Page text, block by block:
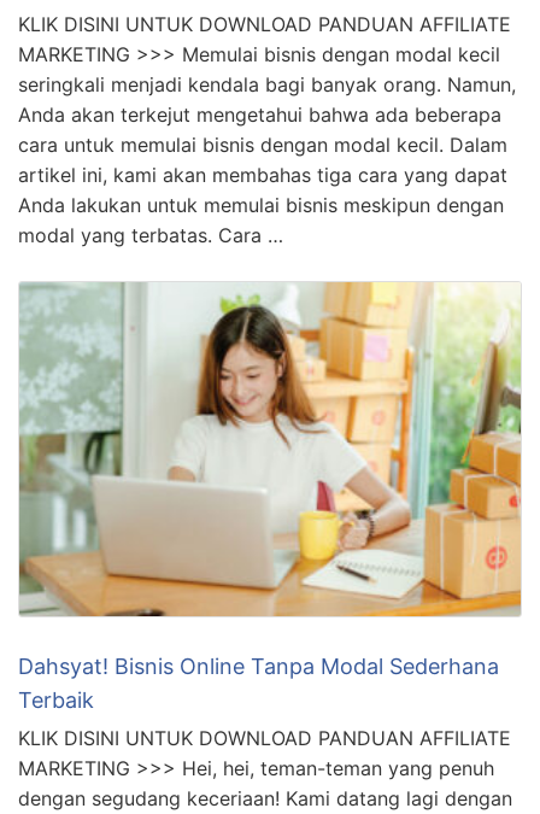
KLIK DISINI UNTUK DOWNLOAD PANDUAN AFFILIATE
MARKETING >>> Memulai bisnis dengan modal kecil
seringkali menjadi kendala bagi banyak orang. Namun,
Anda akan terkejut mengetahui bahwa ada beberapa
cara untuk memulai bisnis dengan modal kecil. Dalam
artikel ini, kami akan membahas tiga cara yang dapat
Anda lakukan untuk memulai bisnis meskipun dengan
modal yang terbatas. Cara …
Dahsyat! Bisnis Online Tanpa Modal Sederhana
Terbaik
KLIK DISINI UNTUK DOWNLOAD PANDUAN AFFILIATE
MARKETING >>> Hei, hei, teman-teman yang penuh
dengan segudang keceriaan! Kami datang lagi dengan